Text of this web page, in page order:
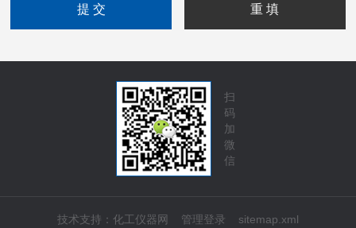
扫
码
加
微
信
技术支持： 化工仪器网 管理登录 sitemap.xml